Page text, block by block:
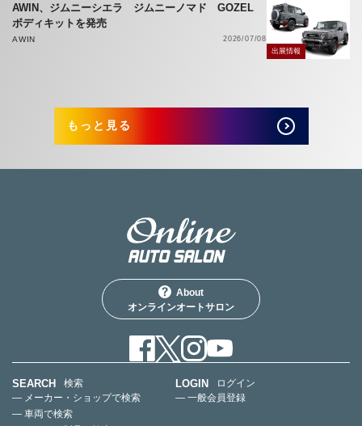
AWIN、ジムニーシエラ ジムニーノマド GOZEL
ボディキットを発売
AWIN
2026/07/08
出展情報
もっと見る
About
オンラインオートサロン
SEARCH
検索
— メーカー・ショップで検索
— 車両で検索
LOGIN
ログイン
— 一般会員登録